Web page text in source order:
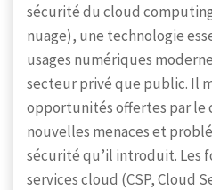
sécurité du cloud
nuage), une technologie
usages numériques
secteur privé que public. Il
opportunités offertes par le
nouvelles menaces et
sécurité qu’il introduit. Les
services cloud (CSP, Cloud